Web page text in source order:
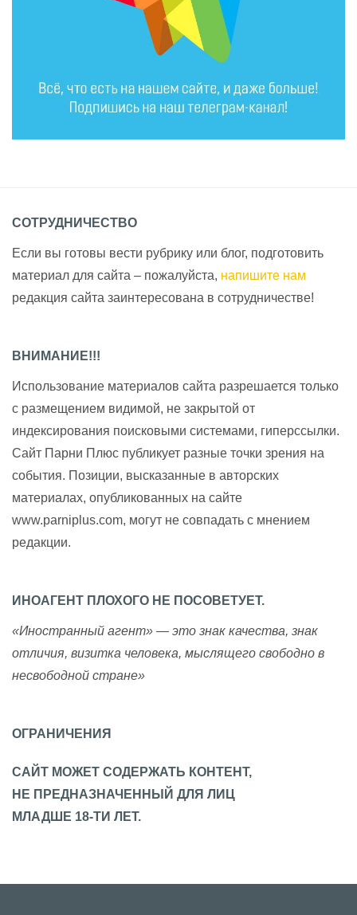
СОТРУДНИЧЕСТВО
Если вы готовы вести рубрику или блог, подготовить
материал для сайта – пожалуйста, напишите нам
редакция сайта заинтересована в сотрудничестве!
ВНИМАНИЕ!!!
Использование материалов сайта разрешается только
с размещением видимой, не закрытой от
индексирования поисковыми системами, гиперссылки.
Сайт Парни Плюс публикует разные точки зрения на
события. Позиции, высказанные в авторских
материалах, опубликованных на сайте
www.parniplus.com, могут не совпадать с мнением
редакции.
ИНОАГЕНТ ПЛОХОГО НЕ ПОСОВЕТУЕТ.
«Иностранный агент» — это знак качества, знак
отличия, визитка человека, мыслящего свободно в
несвободной стране»
ОГРАНИЧЕНИЯ
САЙТ МОЖЕТ СОДЕРЖАТЬ КОНТЕНТ,
НЕ ПРЕДНАЗНАЧЕННЫЙ ДЛЯ ЛИЦ
МЛАДШЕ 18-ТИ ЛЕТ.